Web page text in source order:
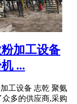
加工设备
...
工设备 志乾 聚氨
多的供应商,采购